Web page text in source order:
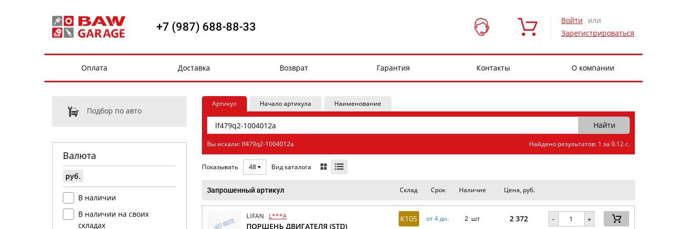
+7 (987) 688-88-33 Войти
или
Зарегистрироваться
Оплата Доставка Возврат Гарантия Контакты О компании
Подбор по авто
Валюта
руб.
В наличии
В наличии на своих
складах
Артикул Начало артикула Наименование
Вы искали: lf479q2-1004012a Найдено результатов: 1 за 0.12 с.
Показывать 48 Вид каталога
Запрошенный артикул Склад Срок Наличие Цена, руб.
LIFAN L***A
ПОРШЕНЬ ДВИГАТЕЛЯ (STD)
K105 от 4 дн. 2 шт 2 372 - +